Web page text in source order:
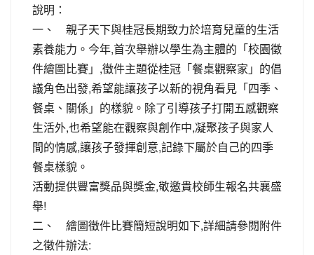
說明：
一、 親子天下與桂冠長期致力於培育兒童的生活
素養能力。今年,首次舉辦以學生為主體的「校園徵
件繪圖比賽」,徵件主題從桂冠「餐桌觀察家」的倡
議角色出發,希望能讓孩子以新的視角看見「四季、
餐桌、關係」的樣貌。除了引導孩子打開五感觀察
生活外,也希望能在觀察與創作中,凝聚孩子與家人
間的情感,讓孩子發揮創意,記錄下屬於自己的四季
餐桌樣貌。
活動提供豐富獎品與獎金,敬邀貴校師生報名共襄盛
舉!
二、 繪圖徵件比賽簡短說明如下,詳細請參閱附件
之徵件辦法: